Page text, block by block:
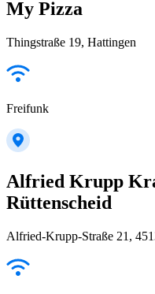
My Pizza
Thingstraße 19, Hattingen
Freifunk
Alfried Krupp
Rüttenscheid
Alfried-Krupp-Straße 21,